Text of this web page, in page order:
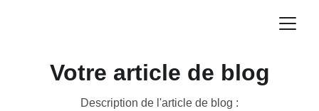
Votre article de blog
Description de l'article de blog :